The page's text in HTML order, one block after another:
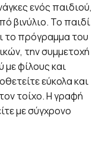
ενός παιδιού,
βινύλιο. Το παιδί
το πρόγραμμα του
την συμμετοχή
με φίλους και
εύκολα και
τοίχο. Η γραφή
με σύγχρονο